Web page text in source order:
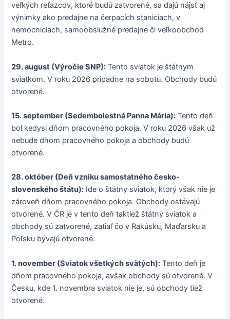
veľkých reťazcov, ktoré budú zatvorené, sa dajú nájsť aj
výnimky ako predajne na čerpacích staniciach, v
nemocniciach, samoobslužné predajne či veľkoobchod
Metro.
29. august (Výročie SNP): Tento sviatok je štátnym
sviatkom. V roku 2026 pripadne na sobotu. Obchody budú
otvorené.
15. september (Sedembolestná Panna Mária): Tento deň
bol kedysi dňom pracovného pokoja. V roku 2026 však už
nebude dňom pracovného pokoja a obchody budú
otvorené.
28. október (Deň vzniku samostatného česko-
slovenského štátu): Ide o štátny sviatok, ktorý však nie je
zároveň dňom pracovného pokoja. Obchody ostávajú
otvorené. V ČR je v tento deň taktiež štátny sviatok a
obchody sú zatvorené, zatiaľ čo v Rakúsku, Maďarsku a
Poľsku bývajú otvorené.
1. november (Sviatok všetkých svätých): Tento deň je
dňom pracovného pokoja, avšak obchody sú otvorené. V
Česku, kde 1. novembra sviatok nie je, sú obchody tiež
otvorené.